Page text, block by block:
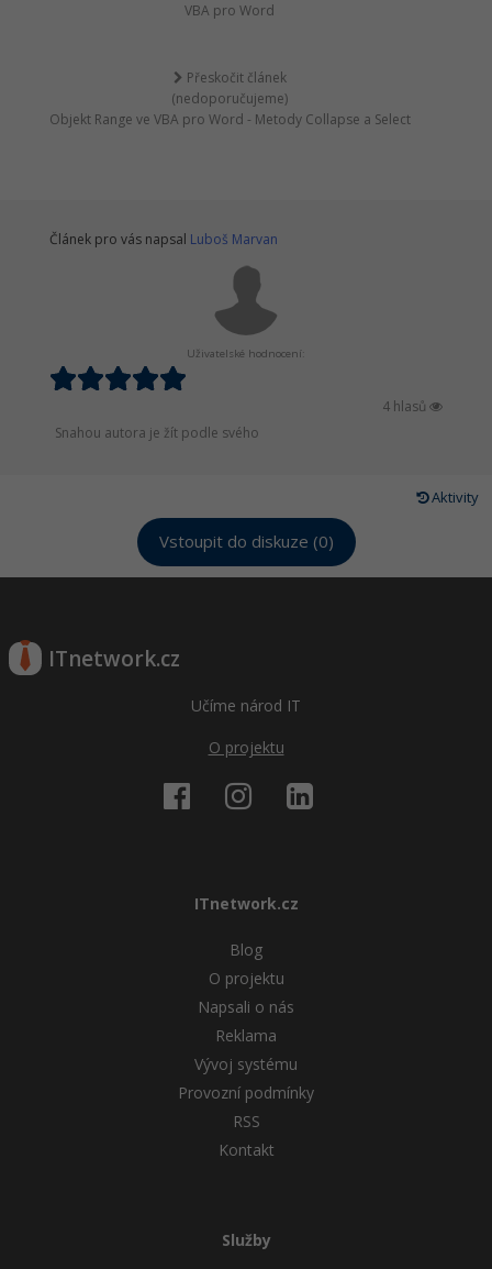
VBA pro Word
Přeskočit článek
(nedoporučujeme)
Objekt Range ve VBA pro Word - Metody Collapse a Select
Článek pro vás napsal Luboš Marvan
Uživatelské hodnocení:
4 hlasů
Snahou autora je žít podle svého
Aktivity
Vstoupit do diskuze (0)
ITnetwork.cz
Učíme národ IT
O projektu
ITnetwork.cz
Blog
O projektu
Napsali o nás
Reklama
Vývoj systému
Provozní podmínky
RSS
Kontakt
Služby